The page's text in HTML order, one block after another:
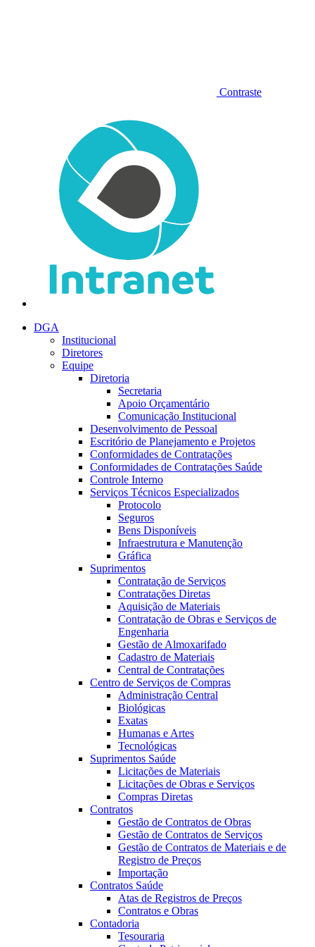
Contraste
DGA
Institucional
Diretores
Equipe
Diretoria
Secretaria
Apoio Orçamentário
Comunicação Institucional
Desenvolvimento de Pessoal
Escritório de Planejamento e Projetos
Conformidades de Contratações
Conformidades de Contratações Saúde
Controle Interno
Serviços Técnicos Especializados
Protocolo
Seguros
Bens Disponíveis
Infraestrutura e Manutenção
Gráfica
Suprimentos
Contratação de Serviços
Contratações Diretas
Aquisição de Materiais
Contratação de Obras e Serviços de
Engenharia
Gestão de Almoxarifado
Cadastro de Materiais
Central de Contratações
Centro de Serviços de Compras
Administração Central
Biológicas
Exatas
Humanas e Artes
Tecnológicas
Suprimentos Saúde
Licitações de Materiais
Licitações de Obras e Serviços
Compras Diretas
Contratos
Gestão de Contratos de Obras
Gestão de Contratos de Serviços
Gestão de Contratos de Materiais e de
Registro de Preços
Importação
Contratos Saúde
Atas de Registros de Preços
Contratos e Obras
Contadoria
Tesouraria